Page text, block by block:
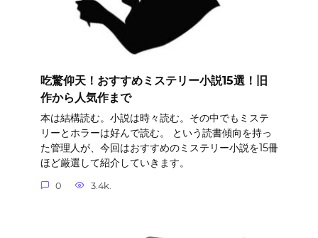
吃驚仰天！おすすめミステリー小説15選！旧
作から人気作まで
本は結構読む。小説は時々読む。その中でもミステ
リーとホラーは好んで読む。 という読書傾向を持っ
た管理人が、今回はおすすめのミステリー小説を15冊
ほど厳選して紹介していきます。
0 3.4k.